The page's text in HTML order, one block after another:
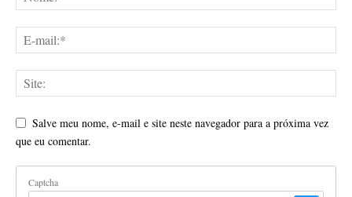
Salve meu nome, e-mail e site neste navegador para a próxima vez
que eu comentar.
Captcha